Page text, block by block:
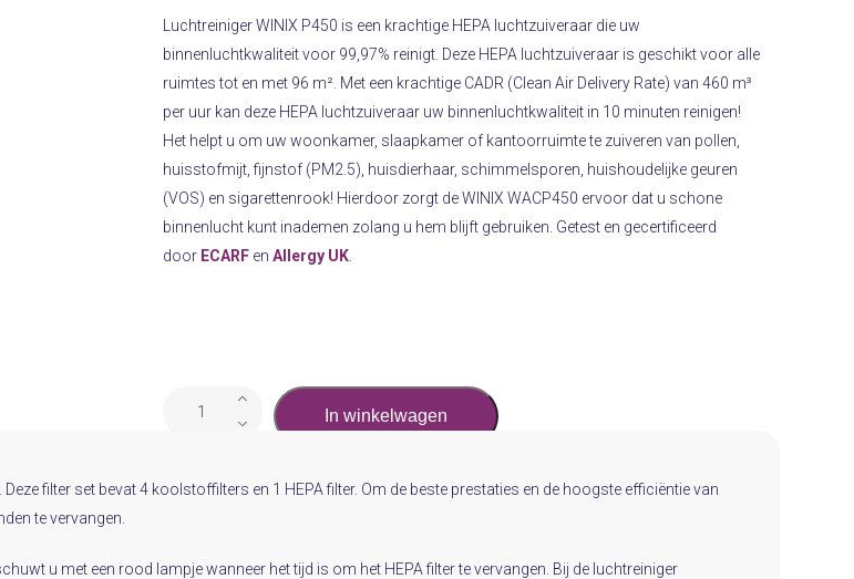
Luchtreiniger WINIX P450 is een krachtige HEPA luchtzuiveraar die uw
binnenluchtkwaliteit voor 99,97% reinigt. Deze HEPA luchtzuiveraar is geschikt voor alle
ruimtes tot en met 96 m². Met een krachtige CADR (Clean Air Delivery Rate) van 460 m³
per uur kan deze HEPA luchtzuiveraar uw binnenluchtkwaliteit in 10 minuten reinigen!
Het helpt u om uw woonkamer, slaapkamer of kantoorruimte te zuiveren van pollen,
huisstofmijt, fijnstof (PM2.5), huisdierhaar, schimmelsporen, huishoudelijke geuren
(VOS) en sigarettenrook! Hierdoor zorgt de WINIX WACP450 ervoor dat u schone
binnenlucht kunt inademen zolang u hem blijft gebruiken. Getest en gecertificeerd
door ECARFen Allergy UK.
LuchtreinigerWINIX
aantal
In winkelwagen
filter set bevat 4 koolstoffilters en 1 HEPA filter. Om de beste prestaties en de hoogste efficiëntie van
te vervangen.
u met een rood lampje wanneer het tijd is om het HEPA filter te vervangen. Bij de luchtreiniger